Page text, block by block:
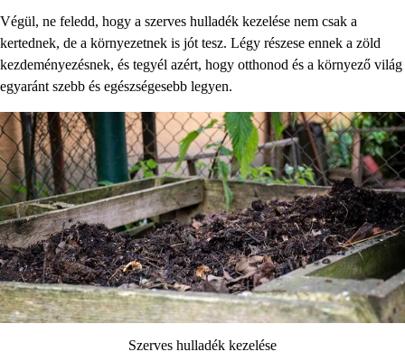
Végül, ne feledd, hogy a szerves hulladék kezelése nem csak a
kertednek, de a környezetnek is jót tesz. Légy részese ennek a zöld
kezdeményezésnek, és tegyél azért, hogy otthonod és a környező világ
egyaránt szebb és egészségesebb legyen.
Szerves hulladék kezelése